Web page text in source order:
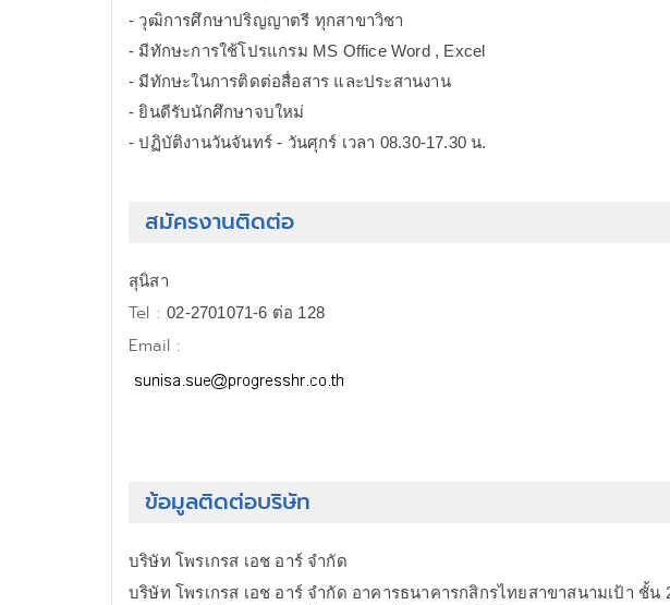
- วุฒิการศึกษาปริญญาตรี ทุกสาขาวิชา
- มีทักษะการใช้โปรแกรม MS Office Word , Excel
- มีทักษะในการติดต่อสื่อสาร และประสานงาน
- ยินดีรับนักศึกษาจบใหม่
- ปฏิบัติงานวันจันทร์ - วันศุกร์ เวลา 08.30-17.30 น.
สมัครงานติดต่อ
สุนิสา
Tel :02-2701071-6 ต่อ 128
Email :
ข้อมูลติดต่อบริษัท
บริษัท โพรเกรส เอช อาร์ จำกัด
บริษัท โพรเกรส เอช อาร์ จำกัด อาคารธนาคารกสิกรไทยสาขาสนามเป้า ชั้น